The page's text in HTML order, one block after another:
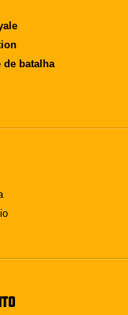
de batalha